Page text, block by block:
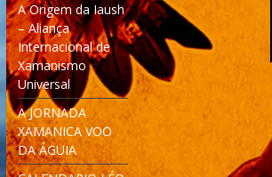
A Origem da Iaush
– Aliança
Internacional de
Xamanismo
Universal
A JORNADA
XAMANICA VOO
DA ÁGUIA